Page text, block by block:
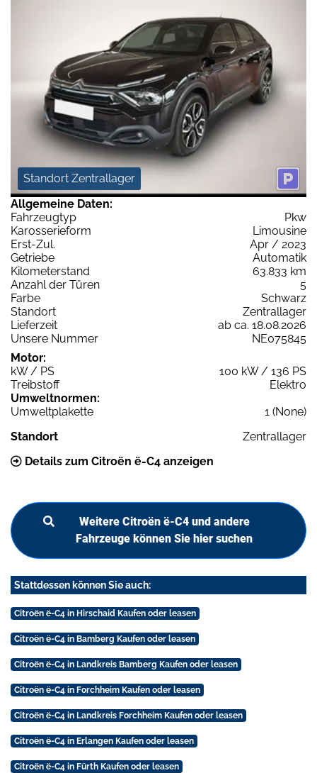
Standort Zentrallager
Allgemeine Daten:
Fahrzeugtyp
Pkw
Karosserieform
Limousine
Erst-Zul.
Apr / 2023
Getriebe
Automatik
Kilometerstand
63.833 km
Anzahl der Türen
5
Farbe
Schwarz
Standort
Zentrallager
Lieferzeit
ab ca. 18.08.2026
Unsere Nummer
NE075845
Motor:
kW / PS
100 kW / 136 PS
Treibstoff
Elektro
Umweltnormen:
Umweltplakette
1 (None)
Standort
Zentrallager
Details zum Citroën ë-C4 anzeigen
Weitere Citroën ë-C4 und andere
Fahrzeuge können Sie hier suchen
Stattdessen können Sie auch:
Citroën ë-C4 in Hirschaid Kaufen oder leasen
Citroën ë-C4 in Bamberg Kaufen oder leasen
Citroën ë-C4 in Landkreis Bamberg Kaufen oder leasen
Citroën ë-C4 in Forchheim Kaufen oder leasen
Citroën ë-C4 in Landkreis Forchheim Kaufen oder leasen
Citroën ë-C4 in Erlangen Kaufen oder leasen
Citroën ë-C4 in Fürth Kaufen oder leasen